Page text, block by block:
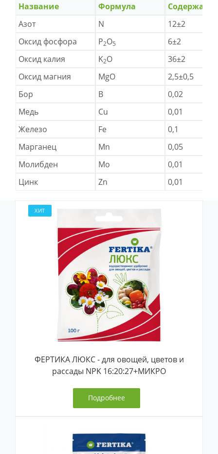
Название Формула
Азот
N
12±2
Оксид фосфора
P2O5
6±2
Оксид калия
K2O
36±2
Оксид магния
MgO
2,5±0,5
Бор
B
0,02
Медь
Cu
0,01
Железо
Fe
0,1
Марганец
Mn
0,05
Молибден
Mo
0,01
Цинк
Zn 0,01
ХИТ
ФЕРТИКА ЛЮКС - для овощей, цветов и
рассады NPK 16:20:27+МИКРО
Подробнее